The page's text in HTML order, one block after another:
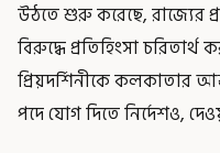
উঠতে শুরু করেছে, রাজ্যের
বিরুদ্ধে প্রতিহিংসা চরিতার্থ
প্রিয়দর্শিনীকে
পদে যোগ দিতে নির্দেশও,